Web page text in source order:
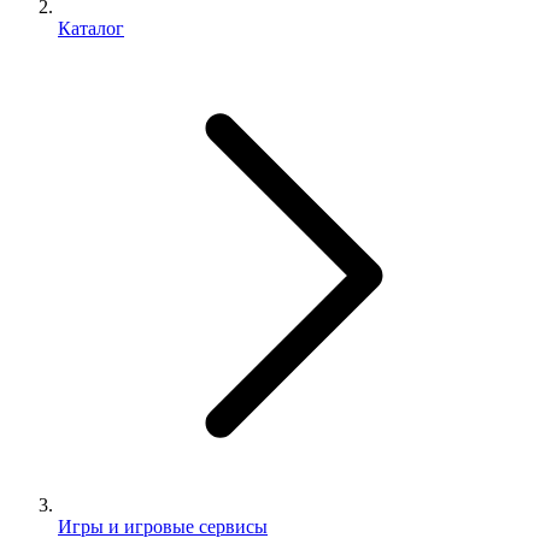
Каталог
Игры и игровые сервисы